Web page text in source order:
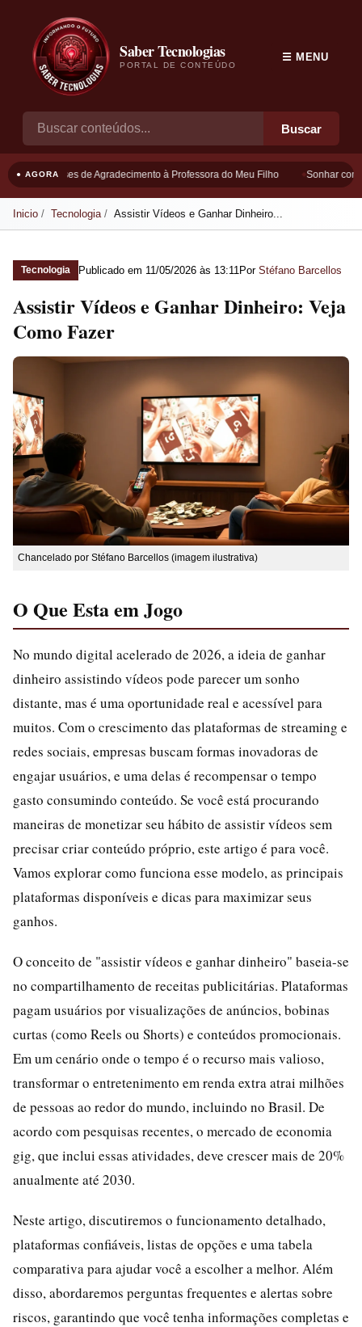
Saber Tecnologias
PORTAL DE CONTEÚDO
Buscar
☰ MENU
● AGORAFrases de Agradecimento à Professora do Meu Filho Sonhar com
Inicio Tecnologia Assistir Vídeos e Ganhar Dinheiro...
Tecnologia Publicado em 11/05/2026 às 13:11 Por Stéfano Barcellos
Assistir Vídeos e Ganhar Dinheiro: Veja
Como Fazer
Chancelado por Stéfano Barcellos (imagem ilustrativa)
O Que Esta em Jogo
No mundo digital acelerado de 2026, a ideia de ganhar
dinheiro assistindo vídeos pode parecer um sonho
distante, mas é uma oportunidade real e acessível para
muitos. Com o crescimento das plataformas de streaming e
redes sociais, empresas buscam formas inovadoras de
engajar usuários, e uma delas é recompensar o tempo
gasto consumindo conteúdo. Se você está procurando
maneiras de monetizar seu hábito de assistir vídeos sem
precisar criar conteúdo próprio, este artigo é para você.
Vamos explorar como funciona esse modelo, as principais
plataformas disponíveis e dicas para maximizar seus
ganhos.
O conceito de "assistir vídeos e ganhar dinheiro" baseia-se
no compartilhamento de receitas publicitárias. Plataformas
pagam usuários por visualizações de anúncios, bobinas
curtas (como Reels ou Shorts) e conteúdos promocionais.
Em um cenário onde o tempo é o recurso mais valioso,
transformar o entretenimento em renda extra atrai milhões
de pessoas ao redor do mundo, incluindo no Brasil. De
acordo com pesquisas recentes, o mercado de economia
gig, que inclui essas atividades, deve crescer mais de 20%
anualmente até 2030.
Neste artigo, discutiremos o funcionamento detalhado,
plataformas confiáveis, listas de opções e uma tabela
comparativa para ajudar você a escolher a melhor. Além
disso, abordaremos perguntas frequentes e alertas sobre
riscos, garantindo que você tenha informações completas e